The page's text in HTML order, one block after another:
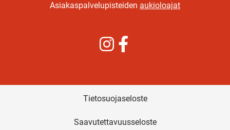
Asiakaspalvelupisteiden aukioloajat
Instagram
Tietosuojaseloste
Saavutettavuusseloste